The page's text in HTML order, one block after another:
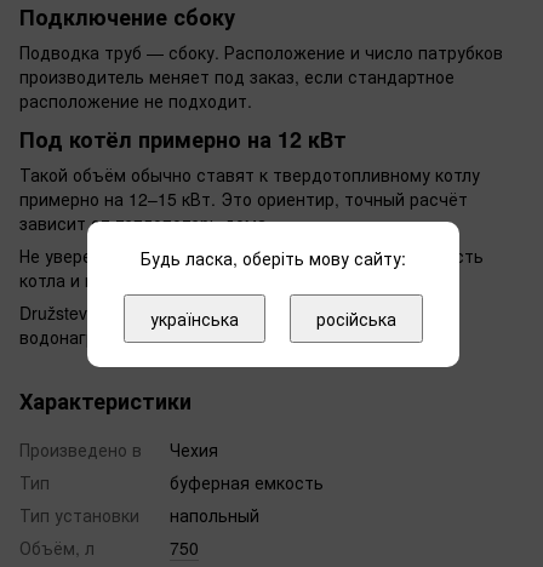
Подключение сбоку
Подводка труб — сбоку. Расположение и число патрубков
производитель меняет под заказ, если стандартное
расположение не подходит.
Под котёл примерно на 12 кВт
Такой объём обычно ставят к твердотопливному котлу
примерно на 12–15 кВт. Это ориентир, точный расчёт
зависит от теплопотерь дома.
Не уверены с объёмом бака — напишите нам мощность
котла и площадь дома, поможем подобрать.
Družstevní závody Dražice — чешский завод,
водонагреватели выпускает с 1956 года.
Характеристики
Произведено в
Чехия
Тип
буферная емкость
Тип установки
напольный
Объём, л
750
Будь ласка, оберіть мову сайту:
українська російська